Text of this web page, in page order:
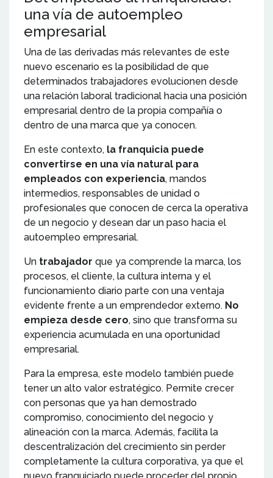
una vía de autoempleo
empresarial
Una de las derivadas más relevantes de este
nuevo escenario es la posibilidad de que
determinados trabajadores evolucionen desde
una relación laboral tradicional hacia una posición
empresarial dentro de la propia compañía o
dentro de una marca que ya conocen.
En este contexto, la franquicia puede
convertirse en una vía natural para
empleados con experiencia, mandos
intermedios, responsables de unidad o
profesionales que conocen de cerca la operativa
de un negocio y desean dar un paso hacia el
autoempleo empresarial.
Un trabajador que ya comprende la marca, los
procesos, el cliente, la cultura interna y el
funcionamiento diario parte con una ventaja
evidente frente a un emprendedor externo. No
empieza desde cero, sino que transforma su
experiencia acumulada en una oportunidad
empresarial.
Para la empresa, este modelo también puede
tener un alto valor estratégico. Permite crecer
con personas que ya han demostrado
compromiso, conocimiento del negocio y
alineación con la marca. Además, facilita la
descentralización del crecimiento sin perder
completamente la cultura corporativa, ya que el
nuevo franquiciado puede proceder del propio